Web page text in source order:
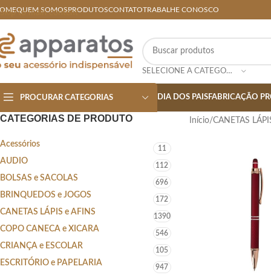
Skip to main content
QUEM SOMOSPRODUTOSCONTATOTRABALHE CONOSCO
SELECIONE A CATEGORIA
PROCURAR CATEGORIAS DIA DOS PAISFABRICAÇÃO
CATEGORIAS DE PRODUTO
Acessórios 11
AUDIO 112
BOLSAS e SACOLAS 696
BRINQUEDOS e JOGOS 172
CANETAS LÁPIS e AFINS 1390
COPO CANECA e XICARA 546
CRIANÇA e ESCOLAR 105
ESCRITÓRIO e PAPELARIA 947
Início/CANETAS